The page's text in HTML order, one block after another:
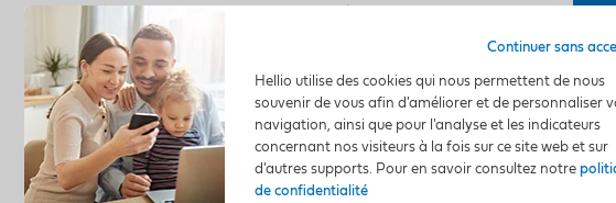
Hellio utilise des cookies qui nous permettent de nous
souvenir de vous afin d'améliorer et de personnaliser
navigation, ainsi que pour l'analyse et les indicateurs
concernant nos visiteurs à la fois sur ce site web et sur
d'autres supports. Pour en savoir consultez notre
de confidentialité
Continuer sans
alors accepter les travaux sans réserve.
Des défauts mineurs sont constatés :
bénéficiaire les indique mais accepte
néanmoins la réception, à condition que le
professionnel intervienne sous peu afin de
lever ces réserves.